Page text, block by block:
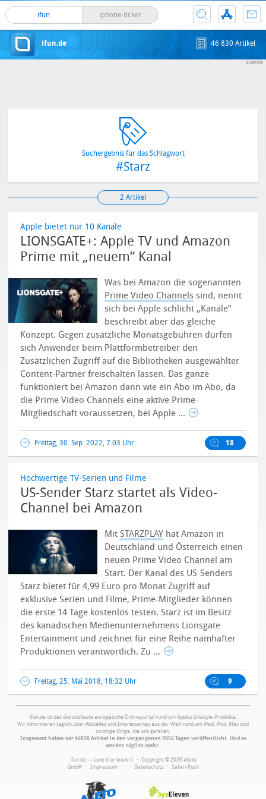
ifun iphone-ticker
ifun.de 46 830 Artikel
Suchergebnis für das Schlagwort
#Starz
2 Artikel
Apple bietet nur 10 Kanäle
LIONSGATE+: Apple TV und Amazon
Prime mit „neuem“ Kanal
Was bei Amazon die sogenannten
Prime Video Channels sind, nennt
sich bei Apple schlicht „Kanäle“
beschreibt aber das gleiche
Konzept. Gegen zusätzliche Monatsgebühren dürfen
sich Anwender beim Plattformbetreiber den
Zusätzlichen Zugriff auf die Bibliotheken ausgewählter
Content-Partner freischalten lassen. Das ganze
funktioniert bei Amazon dann wie ein Abo im Abo, da
die Prime Video Channels eine aktive Prime-
Mitgliedschaft voraussetzen, bei Apple ...
Freitag, 30. Sep. 2022, 7:03 Uhr 18
Hochwertige TV-Serien und Filme
US-Sender Starz startet als Video-
Channel bei Amazon
MitSTARZPLAY hat Amazon in
Deutschland und Österreich einen
neuen Prime Video Channel am
Start. Der Kanal des US-Senders
Starz bietet für 4,99 Euro pro Monat Zugriff auf
exklusive Serien und Filme, Prime-Mitglieder können
die erste 14 Tage kostenlos testen.Starz ist im Besitz
des kanadischen Medienunternehmens Lionsgate
Entertainment und zeichnet für eine Reihe namhafter
Produktionen verantwortlich. Zu ...
Freitag, 25. Mai 2018, 18:32 Uhr 9
ifun.de ist das dienstälteste europäische Onlineportal rund um Apples Lifestyle-Produkte.
Wir informieren täglich über Aktuelles und Interessantes aus der Welt rund um iPad, iPod, Mac und
sonstige Dinge, die uns gefallen.
Insgesamt haben wir 46830 Artikel in den vergangenen 9056 Tagen veröffentlicht. Und es
werden täglich mehr.
ifun.de — Love it or leave it · Copyright © 2026 aketo
GmbH · Impressum · · Datenschutz · Safari-Push